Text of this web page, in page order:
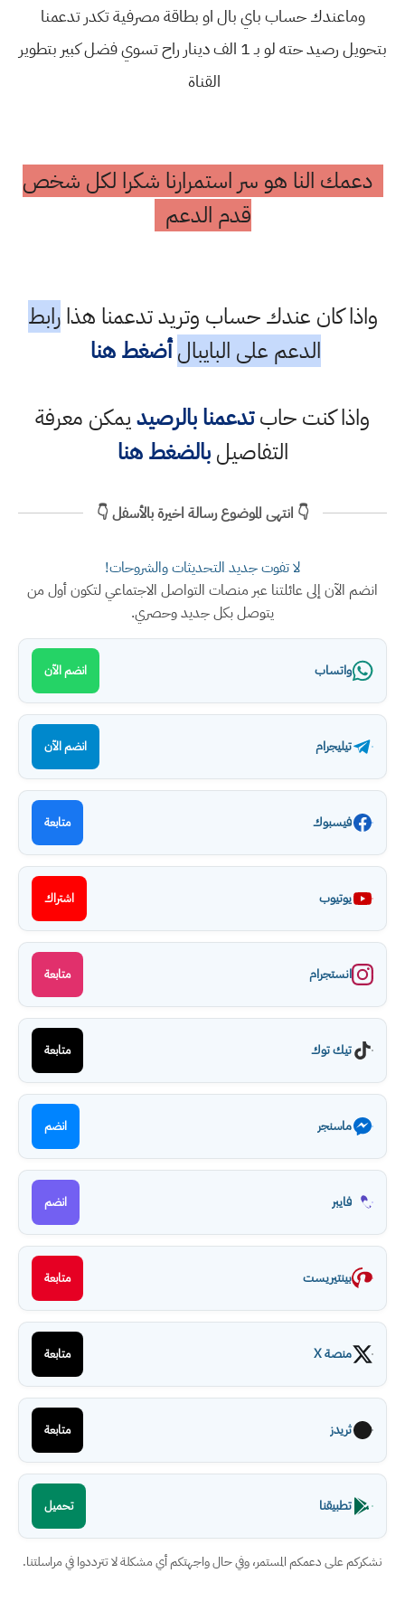
وماعندك حساب باي بال او بطاقة مصرفية تكدر تدعمنا
بتحويل رصيد حته لو بـ 1 الف دينار راح تسوي فضل كبير بتطوير
القناة
دعمك النا هو سر استمرارنا شكرا لكل شخص
قدم الدعم
واذا كان عندك حساب وتريد تدعمنا هذارابط
الدعم على البايبال أضغط هنا
واذا كنت حابتدعمنا بالرصيديمكن معرفة
التفاصيلبالضغط هنا
👇 انتهى الموضوع رسالة اخيرة بالأسفل 👇
لا تفوت جديد التحديثات والشروحات!
انضم الآن إلى عائلتنا عبر منصات التواصل الاجتماعي لتكون أول من
يتوصل بكل جديد وحصري.
واتساب انضم الآن
تيليجرام انضم الآن
فيسبوك متابعة
يوتيوب اشتراك
انستجرام متابعة
تيك توك متابعة
ماسنجر انضم
فايبر انضم
بينتيريست متابعة
منصة X متابعة
ثريدز متابعة
تطبيقنا تحميل
نشكركم على دعمكم المستمر، وفي حال واجهتكم أي مشكلة لا تترددوا في مراسلتنا.